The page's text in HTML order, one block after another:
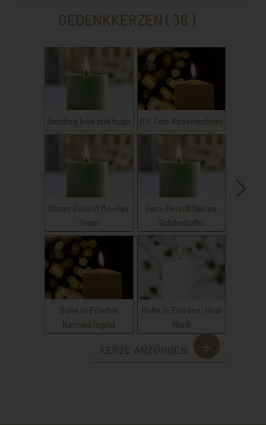
GEDENKKERZEN ( 36 )
Sending love and hugs RiF Fam.Rosenlechner
Unser Beileid Mo-Hair
Team
Fam. Peter&Sabine
Schöndorfer
Ruhe in Frieden
Kermec Ingrid
Ruhe in Frieden, Hedi
Niedl
KERZE ANZÜNDEN